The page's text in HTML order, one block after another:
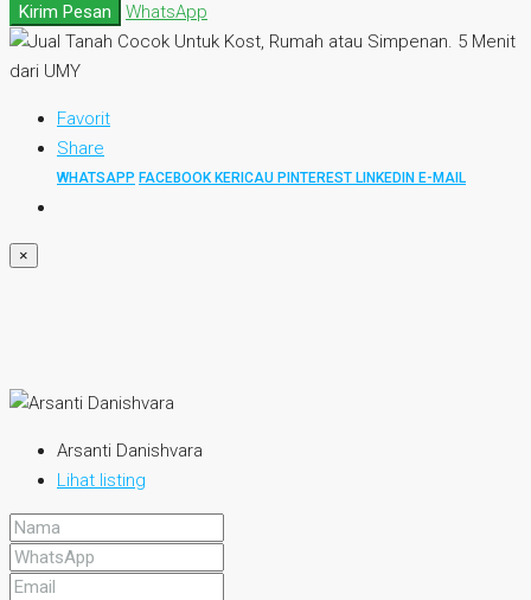
Kirim Pesan
WhatsApp
Favorit
Share
WHATSAPP FACEBOOK KERICAU PINTEREST LINKEDIN E-MAIL
×
Arsanti Danishvara
Lihat listing